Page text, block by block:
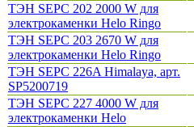
ТЭН SEPC 202 2000 W для
электрокаменки Helo Ringo
ТЭН SEPC 203 2670 W для
электрокаменки Helo Ringo
ТЭН SEPC 226A Himalaya, арт.
SP5200719
ТЭН SEPC 227 4000 W для
электрокаменки Helo